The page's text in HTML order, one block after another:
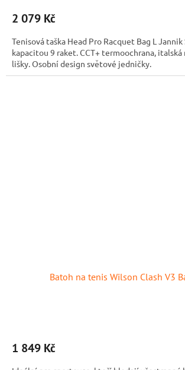
2 079 Kč
Tenisová taška Head Pro Racquet Bag L
kapacitou 9 raket. CCT+ termoochrana, italská
lišky. Osobní design světové jedničky.
Batoh na tenis Wilson Clash V3
1 849 Kč